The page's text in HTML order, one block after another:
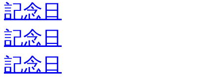
記念日
記念日
記念日